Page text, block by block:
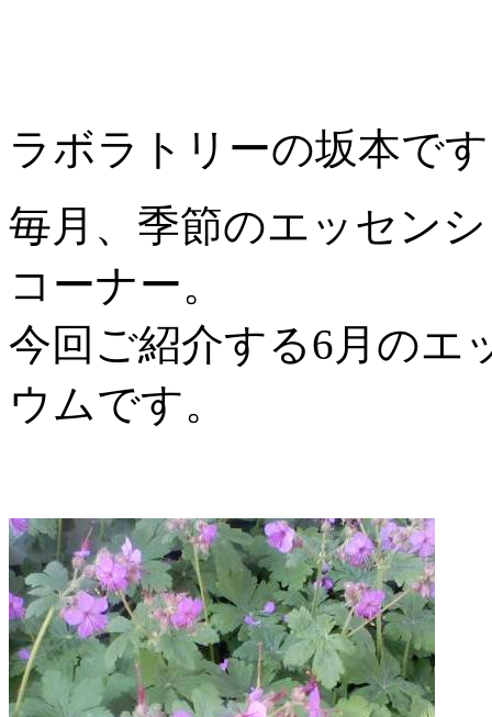
ラボラトリーの坂本で
毎月、季節のエッセン
コーナー。
今回ご紹介する6月のエ
ウムです。